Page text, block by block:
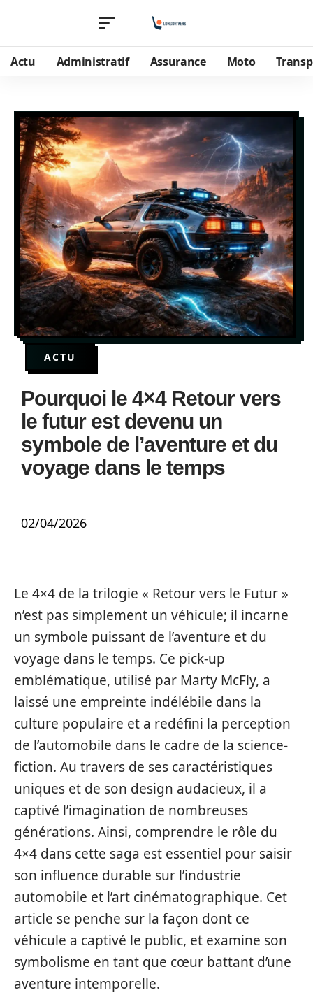
Actu Administratif Assurance Moto
ACTU
Pourquoi le 4×4 Retour vers
le futur est devenu un
symbole de l’aventure et du
voyage dans le temps
02/04/2026
Le 4×4 de la trilogie « Retour vers le Futur »
n’est pas simplement un véhicule; il incarne
un symbole puissant de l’aventure et du
voyage dans le temps. Ce pick-up
emblématique, utilisé par Marty McFly, a
laissé une empreinte indélébile dans la
culture populaire et a redéfini la perception
de l’automobile dans le cadre de la science-
fiction. Au travers de ses caractéristiques
uniques et de son design audacieux, il a
captivé l’imagination de nombreuses
générations. Ainsi, comprendre le rôle du
4×4 dans cette saga est essentiel pour saisir
son influence durable sur l’industrie
automobile et l’art cinématographique. Cet
article se penche sur la façon dont ce
véhicule a captivé le public, et examine son
symbolisme en tant que cœur battant d’une
aventure intemporelle.